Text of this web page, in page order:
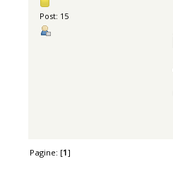
Post: 15
Pagine: [1]